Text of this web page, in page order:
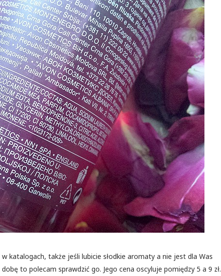
w katalogach, także jeśli lubicie słodkie aromaty a nie jest dla Was
to polecam sprawdzić go. Jego cena oscyluje pomiędzy 5 a 9 zł.